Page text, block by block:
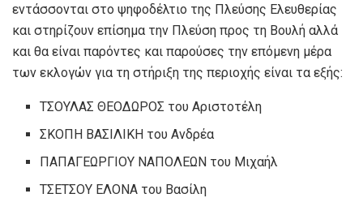
εντάσσονται στο ψηφοδέλτιο της Πλεύσης Ελευθερίας
και στηρίζουν επίσημα την Πλεύση προς τη Βουλή αλλά
και θα είναι παρόντες και παρούσες την επόμενη μέρα
των εκλογών για τη στήριξη της περιοχής είναι τα εξής:
ΤΣΟΥΛΑΣ ΘΕΟΔΩΡΟΣ του Αριστοτέλη
ΣΚΟΠΗ ΒΑΣΙΛΙΚΗ του Ανδρέα
ΠΑΠΑΓΕΩΡΓΙΟΥ ΝΑΠΟΛΕΩΝ του Μιχαήλ
ΤΣΕΤΣΟΥ ΕΛΟΝΑ του Βασίλη